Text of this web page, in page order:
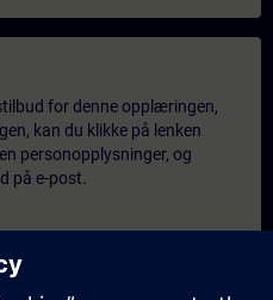
for denne opplæringen,
kan du klikke på lenken
personopplysninger, og
på e-post.